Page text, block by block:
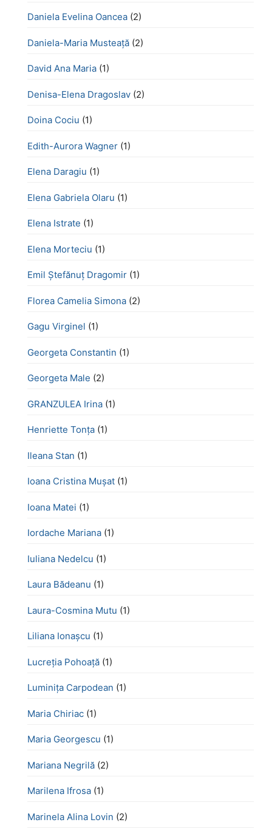
Daniela Evelina Oancea (2)
Daniela-Maria Musteață (2)
David Ana Maria (1)
Denisa-Elena Dragoslav (2)
Doina Cociu (1)
Edith-Aurora Wagner (1)
Elena Daragiu (1)
Elena Gabriela Olaru (1)
Elena Istrate (1)
Elena Morteciu (1)
Emil Ștefănuț Dragomir (1)
Florea Camelia Simona (2)
Gagu Virginel (1)
Georgeta Constantin (1)
Georgeta Male (2)
GRANZULEA Irina (1)
Henriette Tonţa (1)
Ileana Stan (1)
Ioana Cristina Mușat (1)
Ioana Matei (1)
Iordache Mariana (1)
Iuliana Nedelcu (1)
Laura Bădeanu (1)
Laura-Cosmina Mutu (1)
Liliana Ionașcu (1)
Lucreţia Pohoaţă (1)
Luminița Carpodean (1)
Maria Chiriac (1)
Maria Georgescu (1)
Mariana Negrilă (2)
Marilena Ifrosa (1)
Marinela Alina Lovin (2)